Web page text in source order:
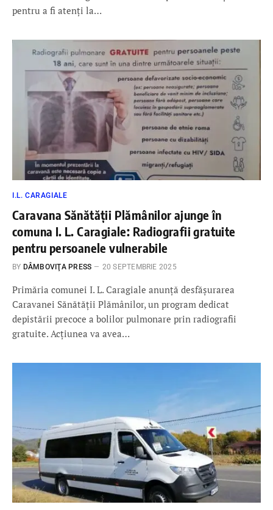
pentru a fi atenți la…
I.L. CARAGIALE
Caravana Sănătății Plămânilor ajunge în
comuna I. L. Caragiale: Radiografii gratuite
pentru persoanele vulnerabile
BY DÂMBOVIŢA PRESS 20 SEPTEMBRIE 2025
Primăria comunei I. L. Caragiale anunță desfășurarea
Caravanei Sănătății Plămânilor, un program dedicat
depistării precoce a bolilor pulmonare prin radiografii
gratuite. Acțiunea va avea…